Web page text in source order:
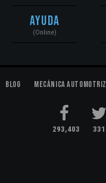
Ayuda
(Online)
Blog Mecánica Automotriz
293,403 331